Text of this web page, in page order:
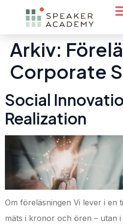
Arkiv:
Corporate
Social
Realization
Om föreläsningen Vi lever i en
mäts i kronor och ören – utan